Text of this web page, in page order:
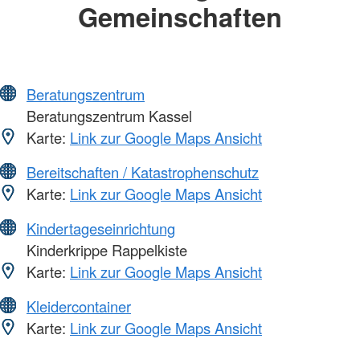
Gemeinschaften
Beratungszentrum
Beratungszentrum Kassel
Karte: Link zur Google Maps Ansicht
Bereitschaften / Katastrophenschutz
Karte: Link zur Google Maps Ansicht
Kindertageseinrichtung
Kinderkrippe Rappelkiste
Karte: Link zur Google Maps Ansicht
Kleidercontainer
Karte: Link zur Google Maps Ansicht